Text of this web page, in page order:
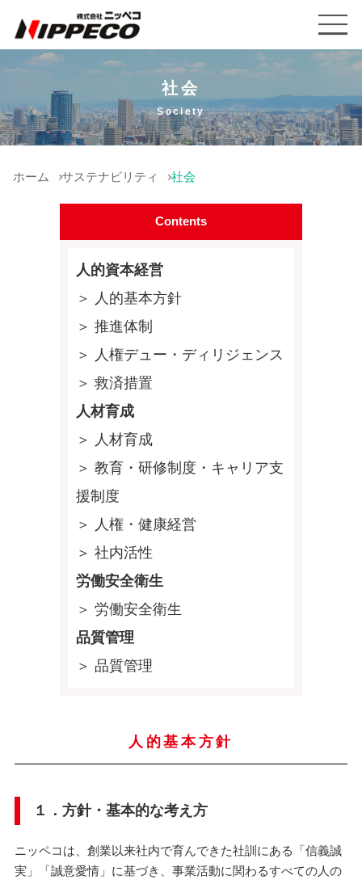
社会
Society
ホーム サステナビリティ 社会
Contents
人的資本経営
＞ 人的基本方針
＞ 推進体制
＞ 人権デュー・ディリジェンス
＞ 救済措置
人材育成
＞ 人材育成
＞ 教育・研修制度・キャリア支
援制度
＞ 人権・健康経営
＞ 社内活性
労働安全衛生
＞ 労働安全衛生
品質管理
＞ 品質管理
人的基本方針
１．方針・基本的な考え方
ニッペコは、創業以来社内で育んできた社訓にある「信義誠
実」「誠意愛情」に基づき、事業活動に関わるすべての人の